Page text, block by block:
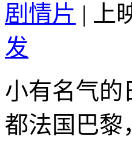
剧情片 | 上
发
小有名气的
都法国巴黎